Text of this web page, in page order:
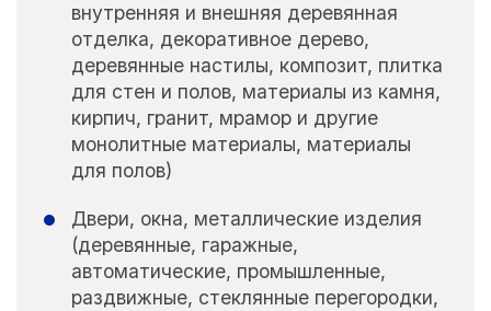
внутренняя и внешняя деревянная
отделка, декоративное дерево,
деревянные настилы, композит, плитка
для стен и полов, материалы из камня,
кирпич, гранит, мрамор и другие
монолитные материалы, материалы
для полов)
Двери, окна, металлические изделия
(деревянные, гаражные,
автоматические, промышленные,
раздвижные, стеклянные перегородки,